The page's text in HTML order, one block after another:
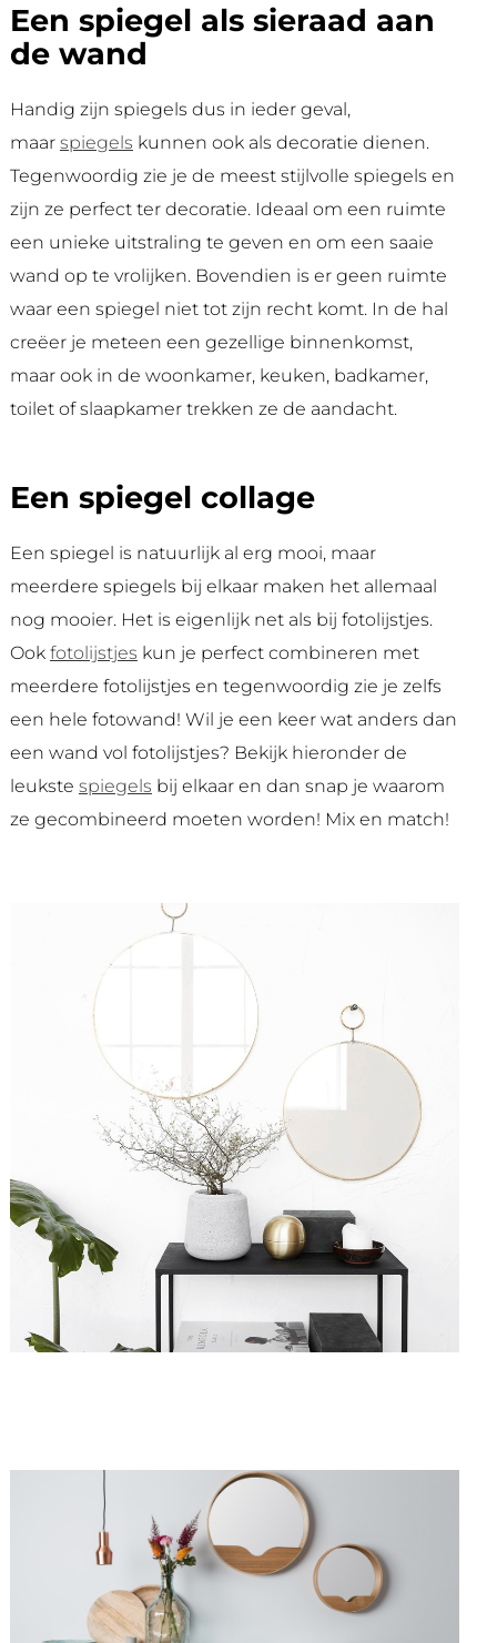
Een spiegel als sieraad aan
de wand
Handig zijn spiegels dus in ieder geval,
maar spiegels kunnen ook als decoratie dienen.
Tegenwoordig zie je de meest stijlvolle spiegels en
zijn ze perfect ter decoratie. Ideaal om een ruimte
een unieke uitstraling te geven en om een saaie
wand op te vrolijken. Bovendien is er geen ruimte
waar een spiegel niet tot zijn recht komt. In de hal
creëer je meteen een gezellige binnenkomst,
maar ook in de woonkamer, keuken, badkamer,
toilet of slaapkamer trekken ze de aandacht.
Een spiegel collage
Een spiegel is natuurlijk al erg mooi, maar
meerdere spiegels bij elkaar maken het allemaal
nog mooier. Het is eigenlijk net als bij fotolijstjes.
Ook fotolijstjes kun je perfect combineren met
meerdere fotolijstjes en tegenwoordig zie je zelfs
een hele fotowand! Wil je een keer wat anders dan
een wand vol fotolijstjes? Bekijk hieronder de
leukste spiegels bij elkaar en dan snap je waarom
ze gecombineerd moeten worden! Mix en match!